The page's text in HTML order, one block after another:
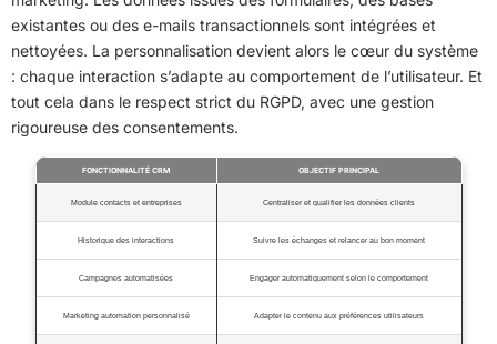
existantes ou des e-mails transactionnels sont intégrées et
nettoyées. La personnalisation devient alors le cœur du système
: chaque interaction s’adapte au comportement de l’utilisateur. Et
tout cela dans le respect strict du RGPD, avec une gestion
rigoureuse des consentements.
FONCTIONNALITÉ CRM OBJECTIF PRINCIPAL
Module contacts et entreprises Centraliser et qualifier les données clients
Historique des interactions Suivre les échanges et relancer au bon moment
Campagnes automatisées Engager automatiquement selon le comportement
Marketing automation personnalisé Adapter le contenu aux préférences utilisateurs